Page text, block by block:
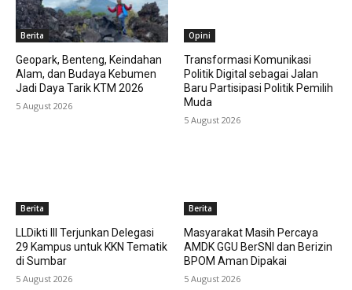
Berita
Geopark, Benteng, Keindahan
Alam, dan Budaya Kebumen
Jadi Daya Tarik KTM 2026
5 August 2026
Opini
Transformasi Komunikasi
Politik Digital sebagai Jalan
Baru Partisipasi Politik Pemilih
Muda
5 August 2026
Berita
LLDikti III Terjunkan Delegasi
29 Kampus untuk KKN Tematik
di Sumbar
5 August 2026
Berita
Masyarakat Masih Percaya
AMDK GGU BerSNI dan Berizin
BPOM Aman Dipakai
5 August 2026